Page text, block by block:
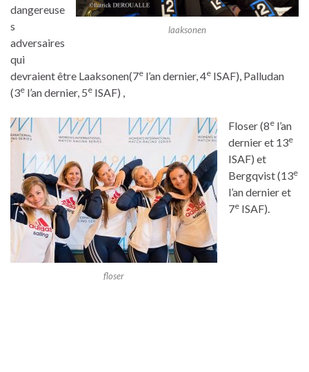
laaksonen
dangereuse
s
adversaires
qui
devraient être Laaksonen(7e l’an dernier, 4e ISAF), Palludan
(3e l’an dernier, 5e ISAF) ,
floser
Floser (8e l’an
dernier et 13e
ISAF) et
Bergqvist (13e
l’an dernier et
7e ISAF).